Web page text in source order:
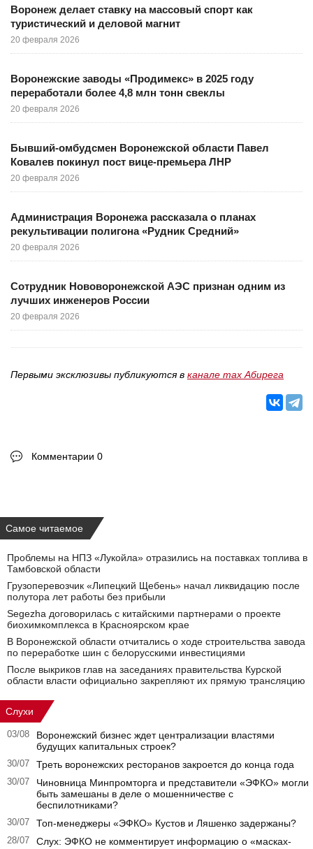
Воронеж делает ставку на массовый спорт как
туристический и деловой магнит
20 февраля 2026
Воронежские заводы «Продимекс» в 2025 году
переработали более 4,8 млн тонн свеклы
20 февраля 2026
Бывший-омбудсмен Воронежской области Павел
Ковалев покинул пост вице-премьера ЛНР
20 февраля 2026
Администрация Воронежа рассказала о планах
рекультивации полигона «Рудник Средний»
20 февраля 2026
Сотрудник Нововоронежской АЭС признан одним из
лучших инженеров России
20 февраля 2026
Первыми эксклюзивы публикуются в канале max Абирега
Комментарии 0
Самое читаемое
Проблемы на НПЗ «Лукойла» отразились на поставках топлива в
Тамбовской области
Грузоперевозчик «Липецкий Щебень» начал ликвидацию после
полутора лет работы без прибыли
Segezha договорилась с китайскими партнерами о проекте
биохимкомплекса в Красноярском крае
В Воронежской области отчитались о ходе строительства завода
по переработке шин с белорусскими инвестициями
После выкриков глав на заседаниях правительства Курской
области власти официально закрепляют их прямую трансляцию
Слухи
03/08
Воронежский бизнес ждет централизации властями
будущих капитальных строек?
30/07 Треть воронежских ресторанов закроется до конца года
30/07
Чиновница Минпромторга и представители «ЭФКО» могли
быть замешаны в деле о мошенничестве с
беспилотниками?
30/07 Топ-менеджеры «ЭФКО» Кустов и Ляшенко задержаны?
28/07
Слух: ЭФКО не комментирует информацию о «масках-